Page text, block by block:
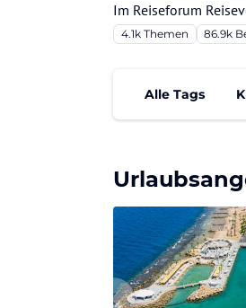
Im Reiseforum
4.1k Themen 86.9k
Alle Tags